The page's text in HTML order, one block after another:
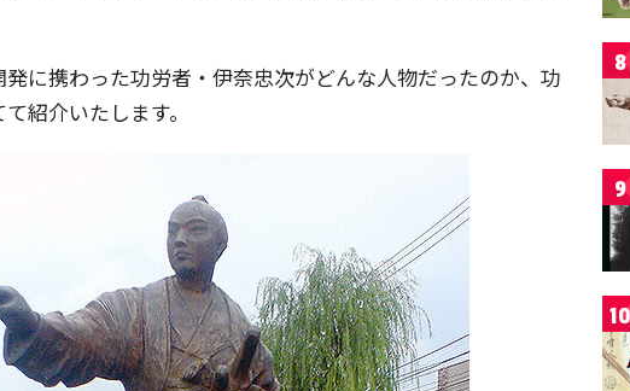
に携わった功労者・伊奈忠次がどんな人物だったのか、功
紹介いたします。
8
9
10